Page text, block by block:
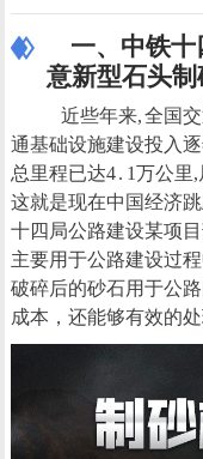
一、中铁十
意新型石头
近些年来, 全国
通基础设施建设投入
总里程已达4 . 1万公
这就是现在中国经济
十四局公路建设某项
主要用于公路建设过
破碎后的砂石用于公
成本，还能够有效的